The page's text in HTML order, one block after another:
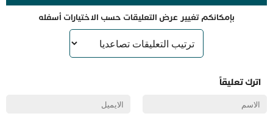
بإمكانكم تغيير عرض التعليقات حسب الاختيارات أسفله
اترك تعليقاً